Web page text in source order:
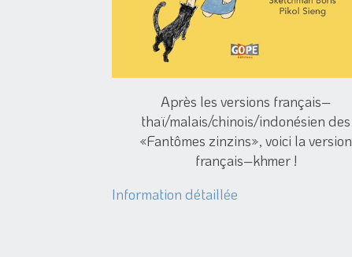
Après les versions français–
thaï/malais/chinois/indonésien des
«Fantômes zinzins», voici la version
français–khmer !
Information détaillée